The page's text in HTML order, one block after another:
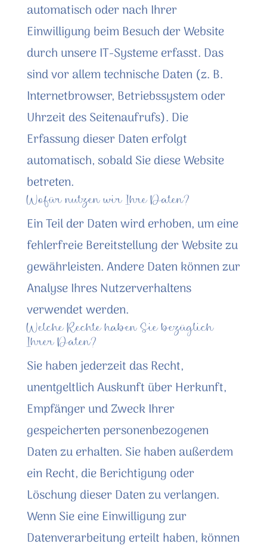
automatisch oder nach Ihrer
Einwilligung beim Besuch der Website
durch unsere IT-Systeme erfasst. Das
sind vor allem technische Daten (z. B.
Internetbrowser, Betriebssystem oder
Uhrzeit des Seitenaufrufs). Die
Erfassung dieser Daten erfolgt
automatisch, sobald Sie diese Website
betreten.
Wofür nutzen wir Ihre Daten?
Ein Teil der Daten wird erhoben, um eine
fehlerfreie Bereitstellung der Website zu
gewährleisten. Andere Daten können zur
Analyse Ihres Nutzerverhaltens
verwendet werden.
Welche Rechte haben Sie bezüglich
Ihrer Daten?
Sie haben jederzeit das Recht,
unentgeltlich Auskunft über Herkunft,
Empfänger und Zweck Ihrer
gespeicherten personenbezogenen
Daten zu erhalten. Sie haben außerdem
ein Recht, die Berichtigung oder
Löschung dieser Daten zu verlangen.
Wenn Sie eine Einwilligung zur
Datenverarbeitung erteilt haben, können